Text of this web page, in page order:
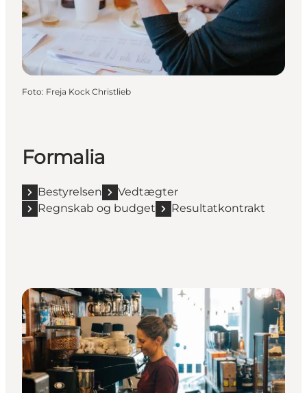
Foto: Freja Kock Christlieb
Formalia
Bestyrelsen
Vedtægter
Regnskab og budget
Resultatkontrakt